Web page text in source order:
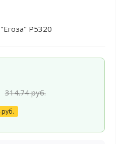
Р5320
314.74руб.
руб.